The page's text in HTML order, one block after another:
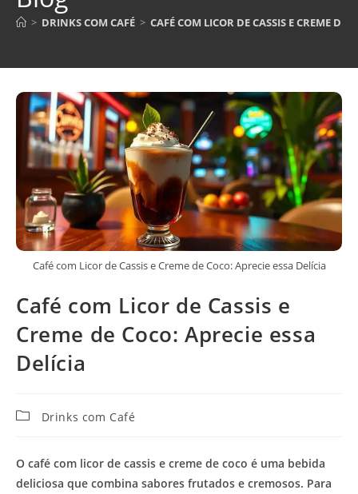
> DRINKS COM CAFÉ > CAFÉ COM LICOR DE CASSIS E CREME DE
Café com Licor de Cassis e Creme de Coco: Aprecie essa Delícia
Café com Licor de Cassis e
Creme de Coco: Aprecie essa
Delícia
CategoriaDrinks com Café
O café com licor de cassis e creme de coco é uma bebida
deliciosa que combina sabores frutados e cremosos. Para